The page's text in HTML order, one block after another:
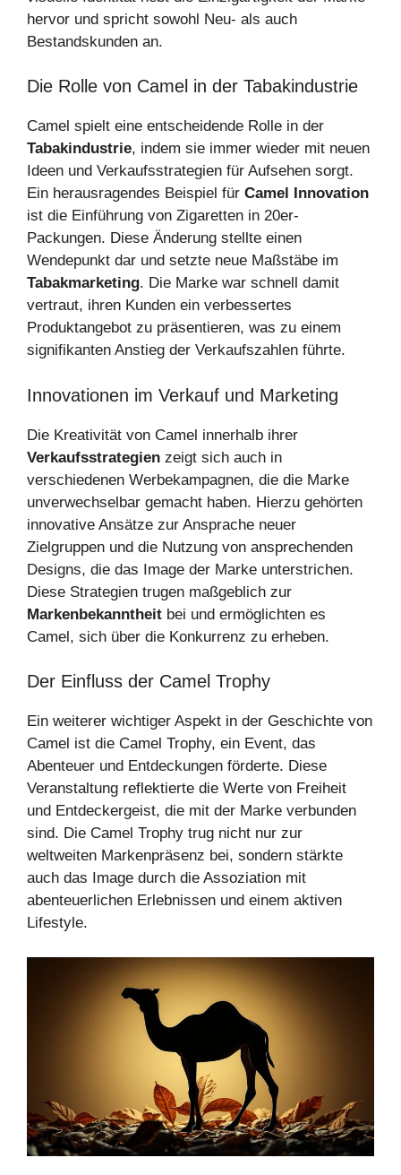
hervor und spricht sowohl Neu- als auch
Bestandskunden an.
Die Rolle von Camel in der Tabakindustrie
Camel spielt eine entscheidende Rolle in der
Tabakindustrie, indem sie immer wieder mit neuen
Ideen und Verkaufsstrategien für Aufsehen sorgt.
Ein herausragendes Beispiel für Camel Innovation
ist die Einführung von Zigaretten in 20er-
Packungen. Diese Änderung stellte einen
Wendepunkt dar und setzte neue Maßstäbe im
Tabakmarketing. Die Marke war schnell damit
vertraut, ihren Kunden ein verbessertes
Produktangebot zu präsentieren, was zu einem
signifikanten Anstieg der Verkaufszahlen führte.
Innovationen im Verkauf und Marketing
Die Kreativität von Camel innerhalb ihrer
Verkaufsstrategien zeigt sich auch in
verschiedenen Werbekampagnen, die die Marke
unverwechselbar gemacht haben. Hierzu gehörten
innovative Ansätze zur Ansprache neuer
Zielgruppen und die Nutzung von ansprechenden
Designs, die das Image der Marke unterstrichen.
Diese Strategien trugen maßgeblich zur
Markenbekanntheit bei und ermöglichten es
Camel, sich über die Konkurrenz zu erheben.
Der Einfluss der Camel Trophy
Ein weiterer wichtiger Aspekt in der Geschichte von
Camel ist die Camel Trophy, ein Event, das
Abenteuer und Entdeckungen förderte. Diese
Veranstaltung reflektierte die Werte von Freiheit
und Entdeckergeist, die mit der Marke verbunden
sind. Die Camel Trophy trug nicht nur zur
weltweiten Markenpräsenz bei, sondern stärkte
auch das Image durch die Assoziation mit
abenteuerlichen Erlebnissen und einem aktiven
Lifestyle.